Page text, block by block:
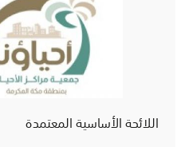
اللائحة الأساسية المعتمدة